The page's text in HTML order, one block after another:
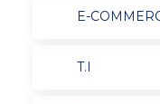
E-
T.I